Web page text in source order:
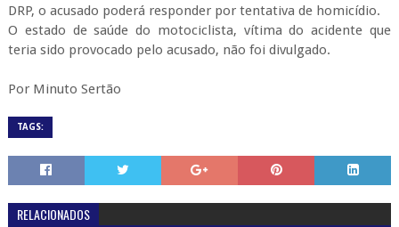
DRP, o acusado poderá responder por tentativa de homicídio.
O estado de saúde do motociclista, vítima do acidente que
teria sido provocado pelo acusado, não foi divulgado.
Por Minuto Sertão
TAGS:
RELACIONADOS